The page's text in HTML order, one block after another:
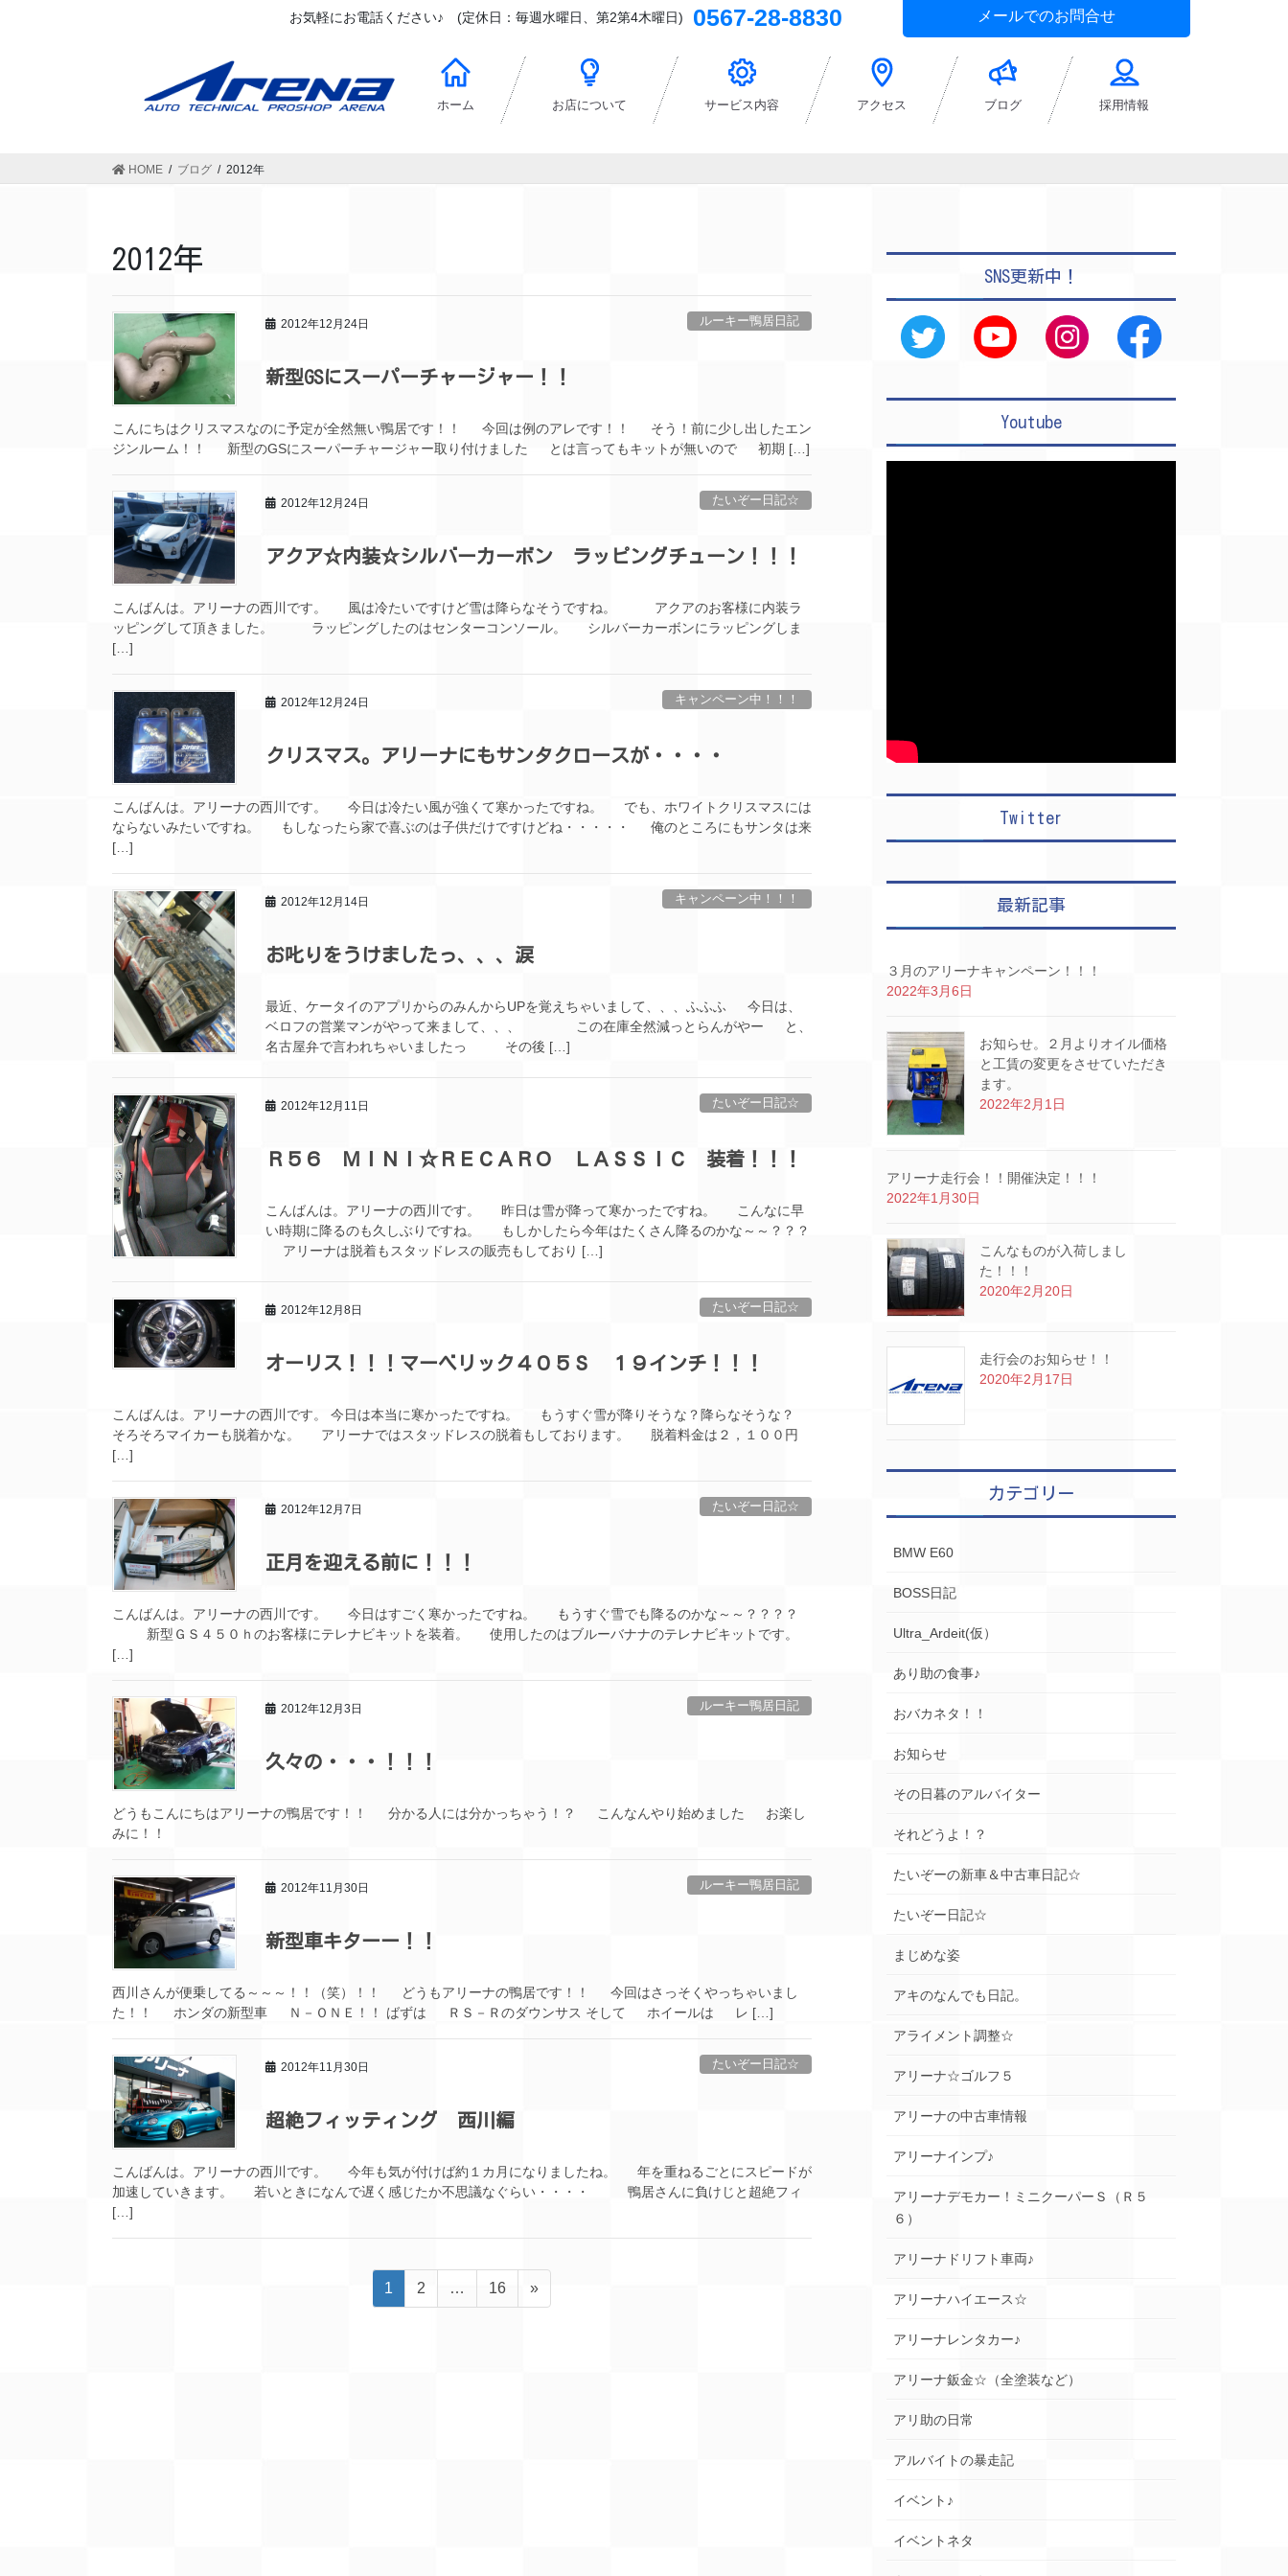
メールでのお問合せ
お気軽にお電話ください♪ (定休日：毎週水曜日、第2第4木曜日) 0567-28-8830
ホーム お店について サービス内容 アクセス ブログ 採用情報
HOME ブログ 2012年
2012年
2012年12月24日 ルーキー鴨居日記
新型GSにスーパーチャージャー！！
こんにちはクリスマスなのに予定が全然無い鴨居です！！ 今回は例のアレです！！ そう！前に少し出したエン
ジンルーム！！ 新型のGSにスーパーチャージャー取り付けました とは言ってもキットが無いので 初期 […]
2012年12月24日 たいぞー日記☆
アクア☆内装☆シルバーカーボン ラッピングチューン！！！
こんばんは。アリーナの西川です。 風は冷たいですけど雪は降らなそうですね。 アクアのお客様に内装ラ
ッピングして頂きました。 ラッピングしたのはセンターコンソール。 シルバーカーボンにラッピングしま
[…]
2012年12月24日 キャンペーン中！！！
クリスマス。アリーナにもサンタクロースが・・・・
こんばんは。アリーナの西川です。 今日は冷たい風が強くて寒かったですね。 でも、ホワイトクリスマスには
ならないみたいですね。 もしなったら家で喜ぶのは子供だけですけどね・・・・・ 俺のところにもサンタは来
[…]
2012年12月14日 キャンペーン中！！！
お叱りをうけましたっ、、、涙
最近、ケータイのアプリからのみんからUPを覚えちゃいまして、、、ふふふ 今日は、
ベロフの営業マンがやって来まして、、、 この在庫全然減っとらんがやー と、
名古屋弁で言われちゃいましたっ その後 […]
2012年12月11日 たいぞー日記☆
Ｒ５６ ＭＩＮＩ☆ＲＥＣＡＲＯ ＬＡＳＳＩＣ 装着！！！
こんばんは。アリーナの西川です。 昨日は雪が降って寒かったですね。 こんなに早
い時期に降るのも久しぶりですね。 もしかしたら今年はたくさん降るのかな～～？？？
アリーナは脱着もスタッドレスの販売もしており […]
2012年12月8日 たいぞー日記☆
オーリス！！！マーベリック４０５Ｓ １９インチ！！！
こんばんは。アリーナの西川です。 今日は本当に寒かったですね。 もうすぐ雪が降りそうな？降らなそうな？
そろそろマイカーも脱着かな。 アリーナではスタッドレスの脱着もしております。 脱着料金は２，１００円
[…]
2012年12月7日 たいぞー日記☆
正月を迎える前に！！！
こんばんは。アリーナの西川です。 今日はすごく寒かったですね。 もうすぐ雪でも降るのかな～～？？？？
新型ＧＳ４５０ｈのお客様にテレナビキットを装着。 使用したのはブルーバナナのテレナビキットです。
[…]
2012年12月3日 ルーキー鴨居日記
久々の・・・！！！
どうもこんにちはアリーナの鴨居です！！ 分かる人には分かっちゃう！？ こんなんやり始めました お楽し
みに！！
2012年11月30日 ルーキー鴨居日記
新型車キターー！！
西川さんが便乗してる～～～！！（笑）！！ どうもアリーナの鴨居です！！ 今回はさっそくやっちゃいまし
た！！ ホンダの新型車 Ｎ－ＯＮＥ！！ ばずは ＲＳ－Ｒのダウンサス そして ホイールは レ […]
2012年11月30日 たいぞー日記☆
超絶フィッティング 西川編
こんばんは。アリーナの西川です。 今年も気が付けば約１カ月になりましたね。 年を重ねるごとにスピードが
加速していきます。 若いときになんで遅く感じたか不思議なぐらい・・・・ 鴨居さんに負けじと超絶フィ
[…]
ペ
ー
1
ペ
ー
2 …
ペ
ー
16 »
SNS更新中！
Youtube
Twitter
最新記事
３月のアリーナキャンペーン！！！
2022年3月6日
お知らせ。２月よりオイル価格
と工賃の変更をさせていただき
ます。
2022年2月1日
アリーナ走行会！！開催決定！！！
2022年1月30日
こんなものが入荷しまし
た！！！
2020年2月20日
走行会のお知らせ！！
2020年2月17日
カテゴリー
BMW E60
BOSS日記
Ultra_Ardeit(仮）
あり助の食事♪
おバカネタ！！
お知らせ
その日暮のアルバイター
それどうよ！？
たいぞーの新車＆中古車日記☆
たいぞー日記☆
まじめな姿
アキのなんでも日記。
アライメント調整☆
アリーナ☆ゴルフ５
アリーナの中古車情報
アリーナインプ♪
アリーナデモカー！ミニクーパーＳ（Ｒ５
６）
アリーナドリフト車両♪
アリーナハイエース☆
アリーナレンタカー♪
アリーナ鈑金☆（全塗装など）
アリ助の日常
アルバイトの暴走記
イベント♪
イベントネタ